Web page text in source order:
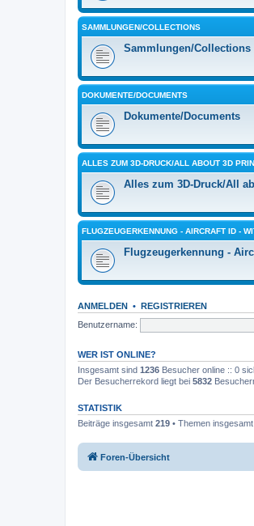
SAMMLUNGEN/COLLECTIONS
Sammlungen/Collections
DOKUMENTE/DOCUMENTS
Dokumente/Documents
ALLES ZUM 3D-DRUCK/ALL ABOUT 3D
Alles zum 3D-Druck/All
FLUGZEUGERKENNUNG - AIRCRAFT ID -
Flugzeugerkennung -
ANMELDEN • REGISTRIEREN
Benutzername:
WER IST ONLINE?
Insgesamt sind 1236 Besucher online :: 0
Der Besucherrekord liegt bei 5832
STATISTIK
Beiträge insgesamt 219 • Themen insgesamt
Foren-Übersicht